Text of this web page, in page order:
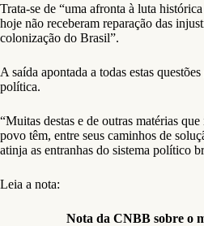
Trata-se de “uma afronta à luta
hoje não receberam reparação das
colonização do Brasil”.
A saída apontada a todas estas
política.
“Muitas destas e de outras matérias
povo têm, entre seus caminhos de
atinja as entranhas do sistema político
Leia a nota:
Nota da CNBB sobre o